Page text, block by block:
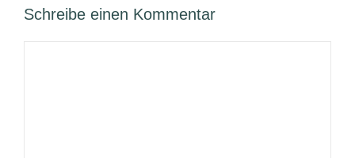
Schreibe einen Kommentar